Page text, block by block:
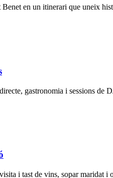
en un itinerari que uneix
gastronomia i sessions de
i tast de vins, sopar maridat i